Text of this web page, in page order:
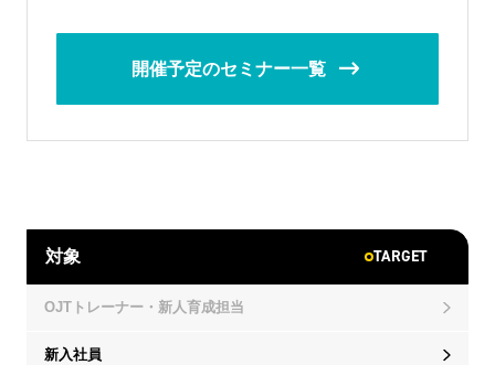
開催予定のセミナー一覧
対象 TARGET
OJTトレーナー・新人育成担当
新入社員